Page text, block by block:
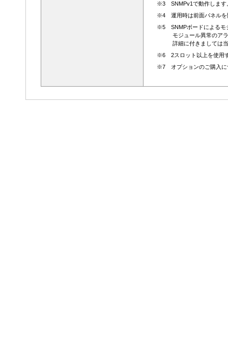
※3 SNMPv1で動作します
※4 運用時は前面パネルを
※5 SNMPボードによるモ
モジュール異常のア
詳細に付きましては
※6 2スロット以上を使用
※7 オプションのご購入に